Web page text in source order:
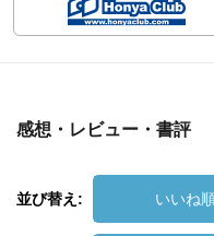
感想・レビュー・書評
並び替え: いいね